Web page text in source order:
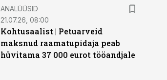
ANALÜÜSID
21.07.26, 08:00
Kohtusaalist | Petuarveid
maksnud raamatupidaja peab
hüvitama 37 000 eurot tööandjale